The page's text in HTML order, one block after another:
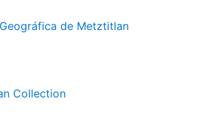
de Metztitlan
Collection